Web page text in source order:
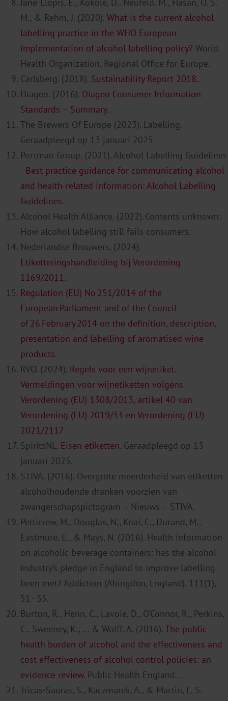
M., & Rehm, J. (2020). What is the current alcohol
labelling practice in the WHO European
implementation of alcohol labelling policy? World
Health Organization. Regional Office for Europe.
Carlsberg. (2018). Sustainability Report 2018..
Diageo. (2016). Diageo Consumer Information
Standards – Summary..
The Brewers Of Europe (2023). Labelling.
Geraadpleegd op 13 januari 2025
Portman Group. (2021).Alcohol Labelling Guidelines
- Best practice guidance for communicating alcohol
and health-related information: Alcohol Labelling
Guidelines.
Alcohol Health Alliance. (2022).Contents unknown:
How alcohol labelling still fails consumers.
Nederlandse Brouwers. (2024).
Etiketteringshandleiding bij Verordening
1169/2011.
Regulation (EU) No 251/2014 of the
European Parliament and of the Council
of 26 February 2014 on the definition, description,
presentation and labelling of aromatised wine
products.
RVO. (2024). Regels voor een wijnetiket.
Vermeldingen voor wijnetiketten volgens
Verordening (EU) 1308/2013, artikel 40 van
Verordening (EU) 2019/33 en Verordening (EU)
2021/2117
SpiritsNL. Eisen etiketten. Geraadpleegd op 13
januari 2025.
STIVA. (2016). Overgrote meerderheid van etiketten
alcoholhoudende dranken voorzien van
zwangerschapspictogram – Nieuws – STIVA.
Petticrew, M., Douglas, N., Knai, C., Durand, M.,
Eastmure, E., & Mays, N. (2016). Health information
on alcoholic beverage containers: has the alcohol
industry’s pledge in England to improve labelling
been met? Addiction (Abingdon, England), 111(1),
51–55.
Burton, R., Henn, C., Lavoie, D., O'Connor, R., Perkins,
C., Sweeney, K., ... & Wolff, A. (2016).The public
health burden of alcohol and the effectiveness and
cost-effectiveness of alcohol control policies: an
evidence review. Public Health England. .
Tricas-Sauras, S., Kaczmarek, A., & Martin, L. S.